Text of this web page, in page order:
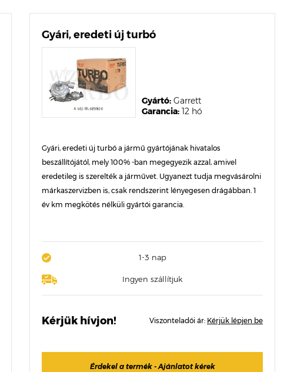
Gyári, eredeti új turbó
Garancia: 12 hó
Gyártó: Garrett
Gyári, eredeti új turbó a jármű gyártójának hivatalos
beszállítójától, mely 100% -ban megegyezik azzal, amivel
eredetileg is szerelték a járművet. Ugyanezt tudja megvásárolni
márkaszervizben is, csak rendszerint lényegesen drágábban. 1
év km megkötés nélküli gyártói garancia.
1-3 nap
Ingyen szállítjuk
Kérjük hívjon! Viszonteladói ár: Kérjük lépjen be
Érdekel a termék - Ajánlatot kérek